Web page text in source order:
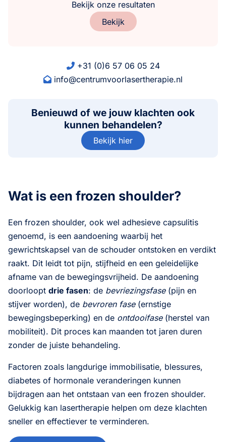
Bekijk onze resultaten
Bekijk
+31 (0)6 57 06 05 24
info@centrumvoorlasertherapie.nl
Benieuwd of we jouw klachten ook
kunnen behandelen?
Bekijk hier
Wat is een frozen shoulder?
Een frozen shoulder, ook wel adhesieve capsulitis
genoemd, is een aandoening waarbij het
gewrichtskapsel van de schouder ontstoken en verdikt
raakt. Dit leidt tot pijn, stijfheid en een geleidelijke
afname van de bewegingsvrijheid. De aandoening
doorloopt drie fasen: de bevriezingsfase(pijn en
stijver worden), de bevroren fase(ernstige
bewegingsbeperking) en de ontdooifase(herstel van
mobiliteit). Dit proces kan maanden tot jaren duren
zonder de juiste behandeling.
Factoren zoals langdurige immobilisatie, blessures,
diabetes of hormonale veranderingen kunnen
bijdragen aan het ontstaan van een frozen shoulder.
Gelukkig kan lasertherapie helpen om deze klachten
sneller en effectiever te verminderen.